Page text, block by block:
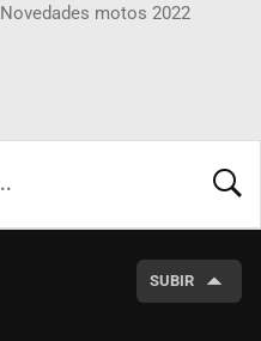
Novedades motos 2022
SUBIR